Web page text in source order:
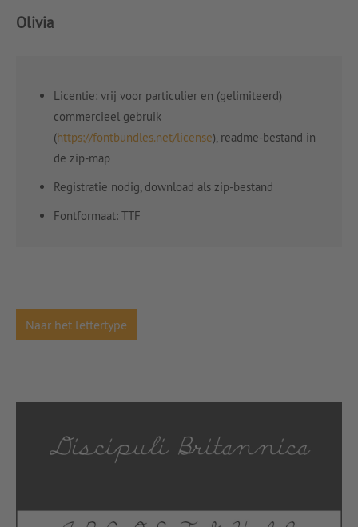
Olivia
Licentie: vrij voor particulier en (gelimiteerd)
commercieel gebruik
(https://fontbundles.net/license), readme-bestand in
de zip-map
Registratie nodig, download als zip-bestand
Fontformaat: TTF
Naar het lettertype